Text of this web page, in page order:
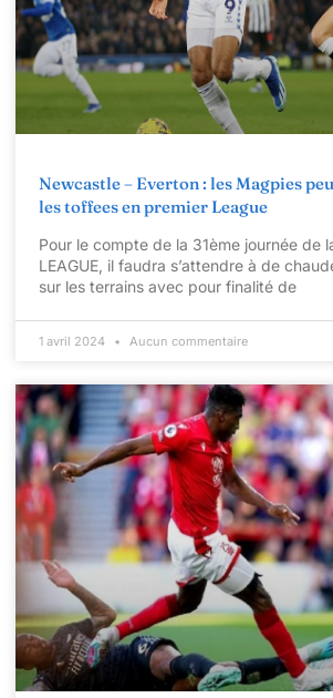
Newcastle – Everton : les Magpies
les toffees en premier League
Pour le compte de la 31ème journée de
LEAGUE, il faudra s’attendre à de
sur les terrains avec pour finalité de
1 avril 2024 Aucun commentaire